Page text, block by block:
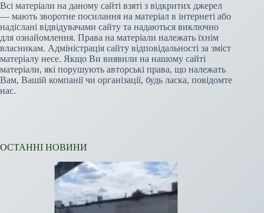
Всі матеріали на даному сайті взяті з відкритих джерел
— мають зворотне посилання на матеріал в інтернеті або
надіслані відвідувачами сайту та надаються виключно
для ознайомлення. Права на матеріали належать їхнім
власникам. Адміністрація сайту відповідальності за зміст
матеріалу несе. Якщо Ви виявили на нашому сайті
матеріали, які порушують авторські права, що належать
Вам, Вашій компанії чи організації, будь ласка, повідомте
нас.
ОСТАННІ НОВИНИ